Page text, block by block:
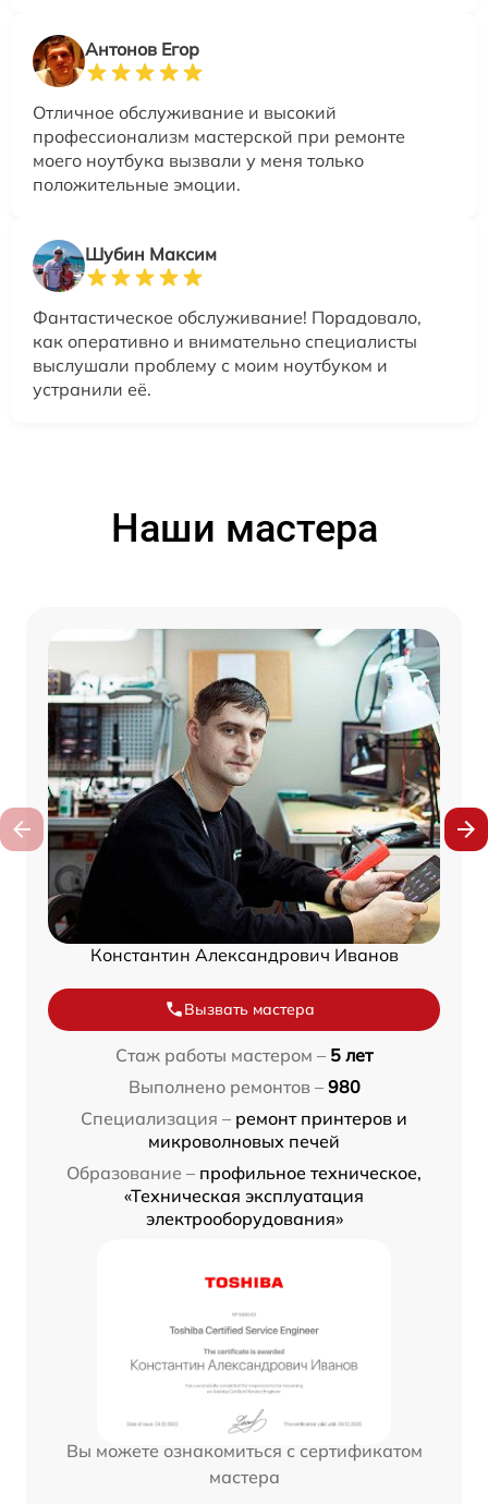
Антонов Егор
Отличное обслуживание и высокий
профессионализм мастерской при ремонте
моего ноутбука вызвали у меня только
положительные эмоции.
Шубин Максим
Фантастическое обслуживание! Порадовало,
как оперативно и внимательно специалисты
выслушали проблему с моим ноутбуком и
устранили её.
Наши мастера
Константин Александрович Иванов
Вызвать мастера
Стаж работы мастером – 5 лет
Выполнено ремонтов – 980
Специализация – ремонт принтеров и
микроволновых печей
Образование – профильное техническое,
«Техническая эксплуатация
электрооборудования»
Вы можете ознакомиться с сертификатом
мастера